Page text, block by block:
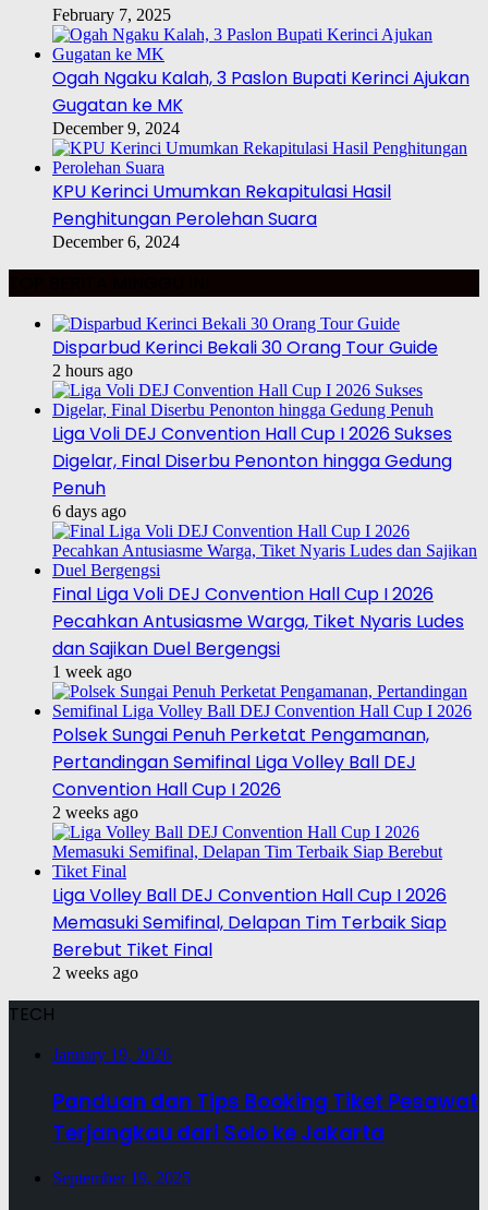
February 7, 2025
Ogah Ngaku Kalah, 3 Paslon Bupati Kerinci Ajukan
Gugatan ke MK
December 9, 2024
KPU Kerinci Umumkan Rekapitulasi Hasil
Penghitungan Perolehan Suara
December 6, 2024
Disparbud Kerinci Bekali 30 Orang Tour Guide
2 hours ago
Liga Voli DEJ Convention Hall Cup I 2026 Sukses
Digelar, Final Diserbu Penonton hingga Gedung
Penuh
6 days ago
Final Liga Voli DEJ Convention Hall Cup I 2026
Pecahkan Antusiasme Warga, Tiket Nyaris Ludes
dan Sajikan Duel Bergengsi
1 week ago
Polsek Sungai Penuh Perketat Pengamanan,
Pertandingan Semifinal Liga Volley Ball DEJ
Convention Hall Cup I 2026
2 weeks ago
Liga Volley Ball DEJ Convention Hall Cup I 2026
Memasuki Semifinal, Delapan Tim Terbaik Siap
Berebut Tiket Final
2 weeks ago
TECH
January 19, 2026
Panduan dan Tips Booking Tiket Pesawat
Terjangkau dari Solo ke Jakarta
September 19, 2025